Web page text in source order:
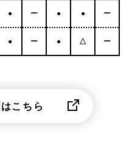
● ー ● ● ー
● ー ● △ ー
こちら